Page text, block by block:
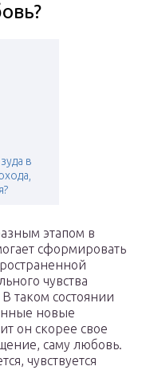
в
этапом в
сформировать
чувства
таком состоянии
новые
он скорее свое
саму любовь.
чувствуется